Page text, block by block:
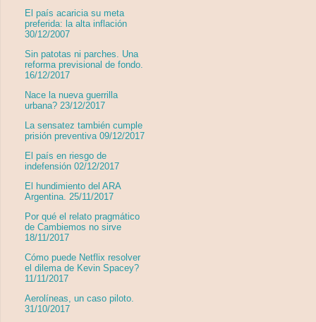
El país acaricia su meta
preferida: la alta inflación
30/12/2007
Sin patotas ni parches. Una
reforma previsional de fondo.
16/12/2017
Nace la nueva guerrilla
urbana? 23/12/2017
La sensatez también cumple
prisión preventiva 09/12/2017
El país en riesgo de
indefensión 02/12/2017
El hundimiento del ARA
Argentina. 25/11/2017
Por qué el relato pragmático
de Cambiemos no sirve
18/11/2017
Cómo puede Netflix resolver
el dilema de Kevin Spacey?
11/11/2017
Aerolíneas, un caso piloto.
31/10/2017